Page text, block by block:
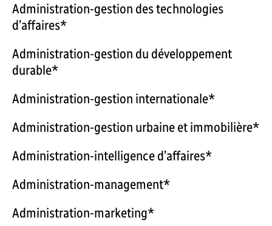
Administration-gestion des technologies
d’affaires*
Administration-gestion du développement
durable*
Administration-gestion internationale*
Administration-gestion urbaine et immobilière*
Administration-intelligence d’affaires*
Administration-management*
Administration-marketing*